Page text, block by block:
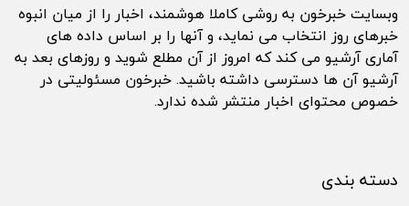
وبسایت خبرخون به روشی کاملا هوشمند، اخبار را از میان انبوه
خبرهای روز انتخاب می نماید، و آنها را بر اساس داده های
آماری آرشیو می کند که امروز از آن مطلع شوید و روزهای بعد به
آرشیو آن ها دسترسی داشته باشید. خبرخون مسئولیتی در
خصوص محتوای اخبار منتشر شده ندارد.
دسته بندی